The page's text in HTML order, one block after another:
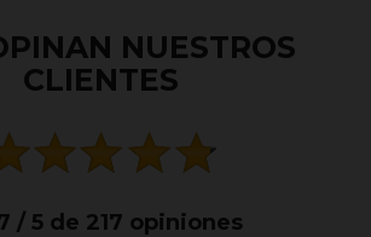
NUESTROS
CLIENTES
/ 5 de 217 opiniones